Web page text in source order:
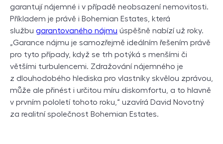
garantují nájemné i v případě neobsazení nemovitosti.
Příkladem je právě i Bohemian Estates, která
službu garantovaného nájmu úspěšně nabízí už roky.
„Garance nájmu je samozřejmě ideálním řešením právě
pro tyto případy, když se trh potýká s menšími či
většími turbulencemi. Zdražování nájemného je
z dlouhodobého hlediska pro vlastníky skvělou zprávou,
může ale přinést i určitou míru diskomfortu, a to hlavně
v prvním pololetí tohoto roku,“ uzavírá David Novotný
za realitní společnost Bohemian Estates.